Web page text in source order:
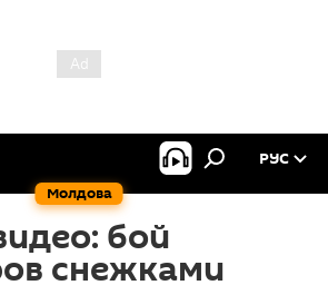
Молдова
РУС
бой
снежками